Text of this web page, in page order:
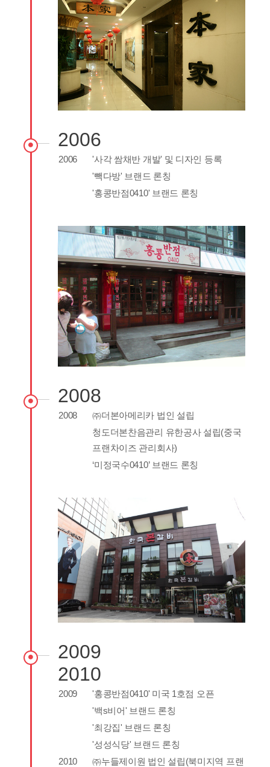
2006
2006
'사각 쌈채반 개발' 및 디자인 등록
'빽다방' 브랜드 론칭
'홍콩반점0410' 브랜드 론칭
2008
2008
㈜더본아메리카 법인 설립
청도더본찬음관리 유한공사 설립(중국
프랜차이즈 관리회사)
‘미정국수0410’ 브랜드 론칭
2009
2010
2009
'홍콩반점0410' 미국 1호점 오픈
'백s비어' 브랜드 론칭
'최강집' 브랜드 론칭
'성성식당' 브랜드 론칭
2010
㈜누들제이원 법인 설립(북미지역 프랜